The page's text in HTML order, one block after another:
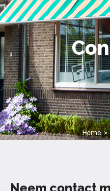
Home
Neem contact